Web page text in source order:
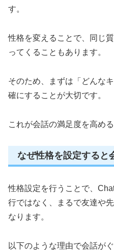
す。
性格を変えることで、同じ
ってくることもあります。
そのため、まずは「どんな
確にすることが大切です。
これが会話の満足度を高め
なぜ性格を設定すると
性格設定を行うことで、
行ではなく、まるで友達や
なります。
以下のような理由で会話が